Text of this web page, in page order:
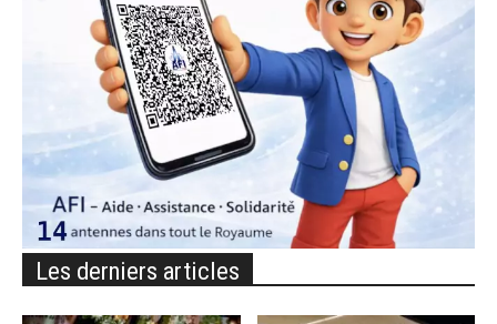
Les derniers articles